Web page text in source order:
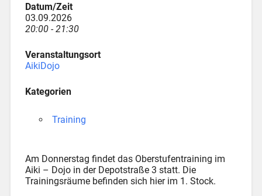
Datum/Zeit
03.09.2026
20:00 - 21:30
Veranstaltungsort
AikiDojo
Kategorien
Training
Am Donnerstag findet das Oberstufentraining im
Aiki – Dojo in der Depotstraße 3 statt. Die
Trainingsräume befinden sich hier im 1. Stock.